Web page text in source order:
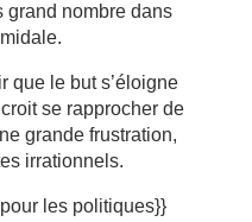
grand nombre dans
que le but s’éloigne
se rapprocher de
grande frustration,
irrationnels.
les politiques}}